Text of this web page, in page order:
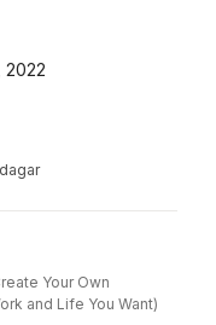
2022
Your Own
and Life You Want)